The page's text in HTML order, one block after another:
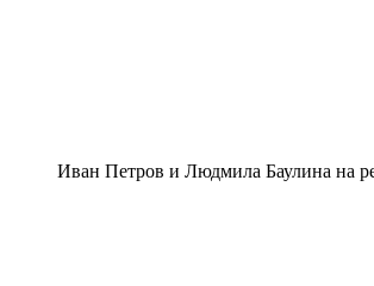
Иван Петров и Людмила Баулина на